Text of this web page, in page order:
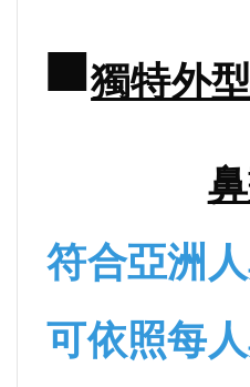
■獨特外
符合亞洲
可依照每